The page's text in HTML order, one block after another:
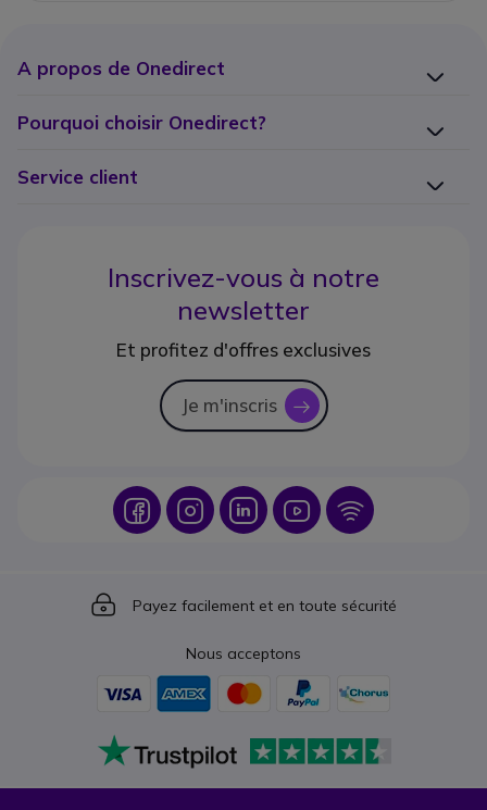
A propos de Onedirect
Pourquoi choisir Onedirect?
Service client
Inscrivez-vous à notre
newsletter
Et profitez d'offres exclusives
Je m'inscris icon
Icon IconIcon Icon Icon
Icon
Payez facilement et en toute sécurité
Nous acceptons